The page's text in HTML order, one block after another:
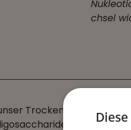
chsel
Trockenfutter die
Beide